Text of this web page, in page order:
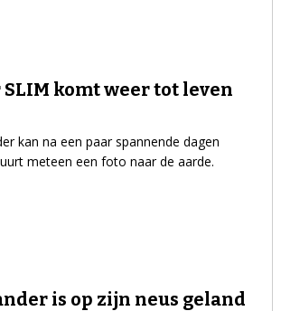
komt weer tot leven
kan na een paar spannende dagen
meteen een foto naar de aarde.
is op zijn neus geland